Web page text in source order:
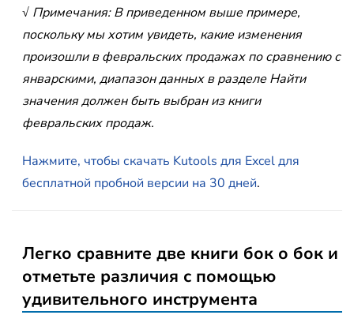
√ Примечания: В приведенном выше примере,
поскольку мы хотим увидеть, какие изменения
произошли в февральских продажах по сравнению с
январскими, диапазон данных в разделе Найти
значения должен быть выбран из книги
февральских продаж.
Нажмите, чтобы скачать Kutools для Excel для
бесплатной пробной версии на 30 дней.
Легко сравните две книги бок о бок и
отметьте различия с помощью
удивительного инструмента